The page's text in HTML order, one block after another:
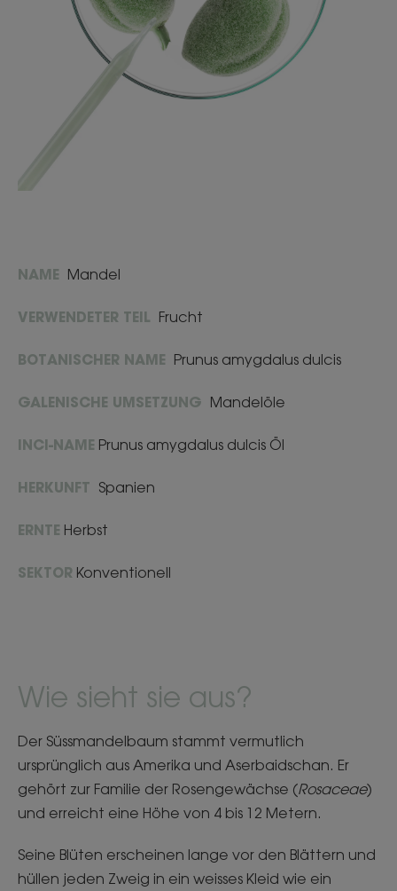
NAME Mandel
VERWENDETER TEIL Frucht
BOTANISCHER NAME Prunus amygdalus dulcis
GALENISCHE UMSETZUNG Mandelöle
INCI-NAME Prunus amygdalus dulcis Öl
HERKUNFT Spanien
ERNTE Herbst
SEKTOR Konventionell
Wie sieht sie aus?
Der Süssmandelbaum stammt vermutlich
ursprünglich aus Amerika und Aserbaidschan. Er
gehört zur Familie der Rosengewächse (Rosaceae)
und erreicht eine Höhe von 4 bis 12 Metern.
Seine Blüten erscheinen lange vor den Blättern und
hüllen jeden Zweig in ein weisses Kleid wie ein